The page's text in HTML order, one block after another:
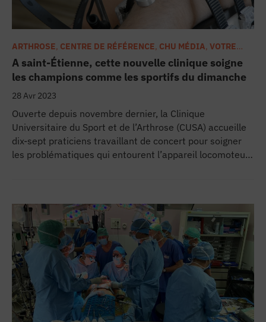
Et Lareng créa le
« On m’a dit : vous êtes handicapée,
Profession
La cigarette propre ou quand fumer
Bande annonce : aux grands mots
Réseau CHU devient... CHU Média !
Psychologie transculturelle :
A saint-Étienne, cette nouvelle clinique soigne
les champions comme les sportifs du dimanche
28 Avr 2023
ARTHROSE, CENTRE DE RÉFÉRENCE, CHU MÉDIA, VOTRE
SANTÉ - PATHOLOGIES
Ouverte depuis novembre dernier, la Clinique
Universitaire du Sport et de l’Arthrose (CUSA) accueille
dix-sept praticiens travaillant de concert pour soigner
les problématiques qui entourent l’appareil locomoteur.
douleurs articulaires, qui prend massivement rendez-
vous. Reportage.